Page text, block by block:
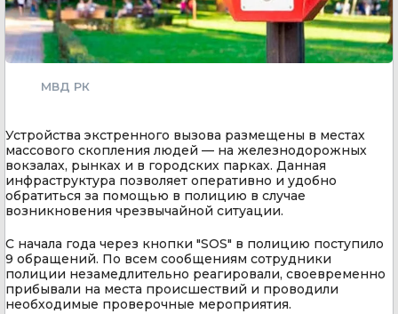
МВД РК
Устройства экстренного вызова размещены в местах
массового скопления людей — на железнодорожных
вокзалах, рынках и в городских парках. Данная
инфраструктура позволяет оперативно и удобно
обратиться за помощью в полицию в случае
возникновения чрезвычайной ситуации.
С начала года через кнопки "SOS" в полицию поступило
9 обращений. По всем сообщениям сотрудники
полиции незамедлительно реагировали, своевременно
прибывали на места происшествий и проводили
необходимые проверочные мероприятия.